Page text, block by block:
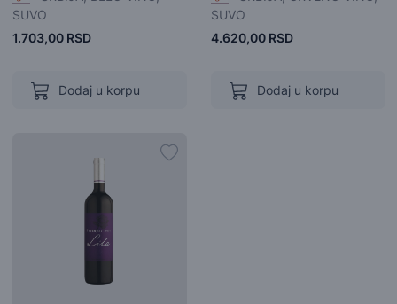
SUVO
1.703,00 RSD
Dodaj u korpu
SUVO
4.620,00 RSD
Dodaj u korpu